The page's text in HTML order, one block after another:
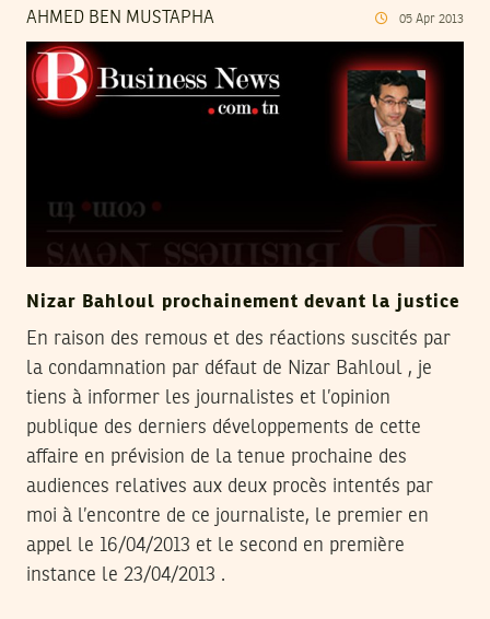
AHMED BEN MUSTAPHA 05 Apr 2013
Nizar Bahloul prochainement devant la justice
En raison des remous et des réactions suscités par
la condamnation par défaut de Nizar Bahloul , je
tiens à informer les journalistes et l’opinion
publique des derniers développements de cette
affaire en prévision de la tenue prochaine des
audiences relatives aux deux procès intentés par
moi à l’encontre de ce journaliste, le premier en
appel le 16/04/2013 et le second en première
instance le 23/04/2013 .